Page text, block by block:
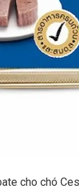
cho chó